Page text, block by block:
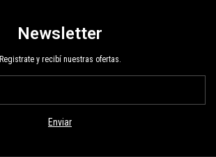
Newsletter
Registrate y recibí nuestras ofertas.